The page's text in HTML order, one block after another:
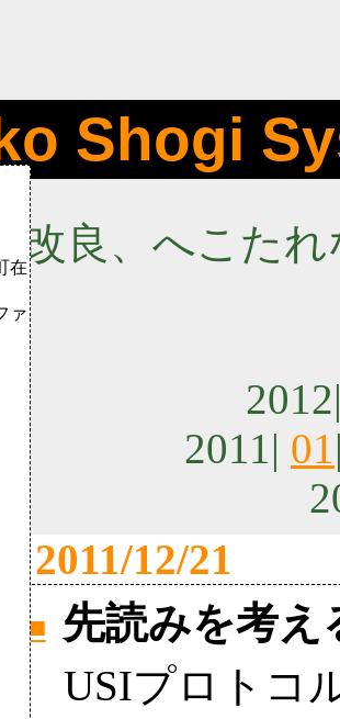
Shogi
改良、へこたれ
2011| 01
2011/12/21
■ 先読みを考え
USIプロトコ
在
ァ